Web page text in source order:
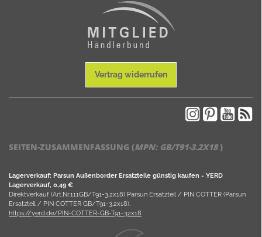
Vertrag widerrufen
SEITEN-ZUSAMMENFASSUNG (MPN: GB/T91-3.2X18)
Lagerverkauf: Parsun Außenborder Ersatzteile günstig kaufen - YERD
Lagerverkauf, 0,49 €
Direktverkauf (Art.Nr.111GB/T91-3.2x18) Parsun Ersatzteil / PIN COTTER (Parsun
Ersatzteil / PIN COTTER GB/T91-3.2x18).
https://yerd.de/PIN-COTTER-GB-T91-32x18